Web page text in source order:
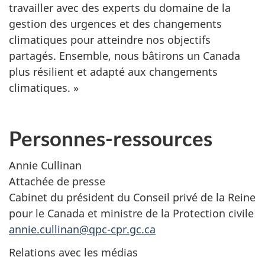
travailler avec des experts du domaine de la
gestion des urgences et des changements
climatiques pour atteindre nos objectifs
partagés. Ensemble, nous bâtirons un Canada
plus résilient et adapté aux changements
climatiques. »
Personnes-ressources
Annie Cullinan
Attachée de presse
Cabinet du président du Conseil privé de la Reine
pour le Canada et ministre de la Protection civile
annie.cullinan@qpc-cpr.gc.ca
Relations avec les médias